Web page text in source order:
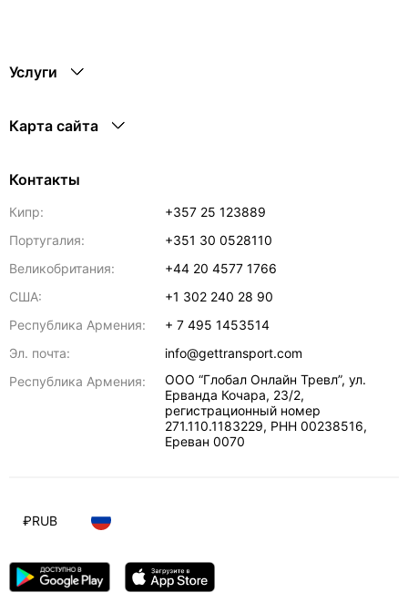
Услуги
Карта сайта
Контакты
Кипр:
+357 25 123889
Португалия:
+351 30 0528110
Великобритания:
+44 20 4577 1766
США:
+1 302 240 28 90
Республика Армения:
+ 7 495 1453514
Эл. почта:
info@gettransport.com
Республика Армения:
ООО “Глобал Онлайн Тревл”, ул.
Ерванда Кочара, 23/2,
регистрационный номер
271.110.1183229, РНН 00238516,
Ереван 0070
₽RUB